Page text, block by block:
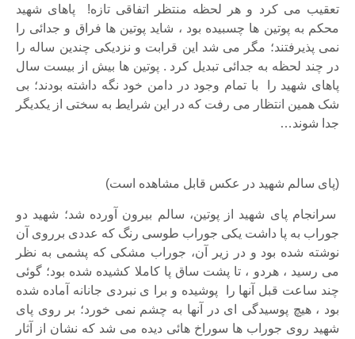
تعقیب می کرد و هر لحظه منتظر اتفاقی تازه! پاهای شهید
محکم به پوتین ها چسبیده بود ، شاید پوتین ها فراق و جدائی را
نمی پذیرفتند؛ مگر می شد این قرابت و نزدیکی چندین ساله را
در چند لحظه به جدائی تبدیل کرد . پوتین ها بیش از بیست سال
پاهای شهید را با تمام وجود در دامن خود نگه داشته بودند؛ بی
شک همین انتظار می رفت که در این شرایط به سختی از یکدیگر
جدا شوند…
(پای سالم شهید در عکس قابل مشاهده است)
سرانجام پای شهید از پوتین، سالم بیرون آورده شد؛ شهید دو
جوراب به پا داشت یکی جوراب طوسی رنگ که عددی برروی آن
نوشته شده بود و در زیر آن، جوراب مشکی که پشمی به نظر
می رسید ، هردو ، تا پشت ساق پا کاملا کشیده شده بود؛ گوئی
چند ساعت قبل آنها را پوشیده و برا ی نبردی جانانه آماده شده
بود ، هیچ پوسیدگی ای در آنها به چشم نمی خورد؛ بر روی پای
شهید روی جوراب ها سوراخ هائی دیده می شد که نشان از آثار